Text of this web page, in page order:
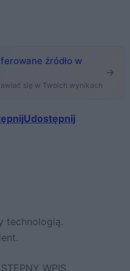
źródło w
się w Twoich wynikach
Udostępnij
technologią.